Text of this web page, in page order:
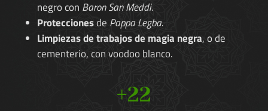
negro con Baron San Meddi.
Proteccionesde Pappa Legba.
Limpiezas de trabajos de magia negra, o de
cementerio, con voodoo blanco.
+22